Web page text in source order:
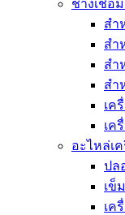
ช่างเชื่อ
สำ
สำ
สำ
สำ
เค
เค
อะไหล่เ
ปล
เข็
เค